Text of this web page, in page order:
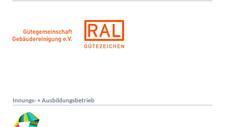
Innungs- + Ausbildungsbetrieb